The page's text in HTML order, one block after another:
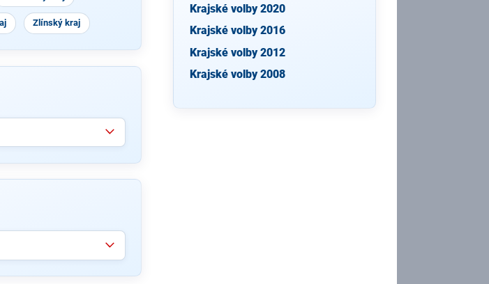
Zlínský kraj
Krajské volby 2020
Krajské volby 2016
Krajské volby 2012
Krajské volby 2008